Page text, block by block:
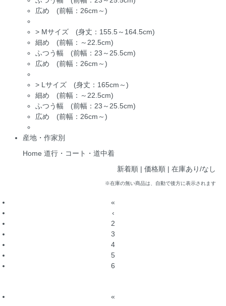
広め (前幅：26cm～)
> Mサイズ (身丈：155.5～164.5cm)
細め (前幅：～22.5cm)
ふつう幅 (前幅：23～25.5cm)
広め (前幅：26cm～)
> Lサイズ (身丈：165cm～)
細め (前幅：～22.5cm)
ふつう幅 (前幅：23～25.5cm)
広め (前幅：26cm～)
産地・作家別
Home 道行・コート・道中着
新着順 | 価格順 | 在庫あり/なし
※在庫の無い商品は、自動で後方に表示されます
«
‹
2
3
4
5
6
«